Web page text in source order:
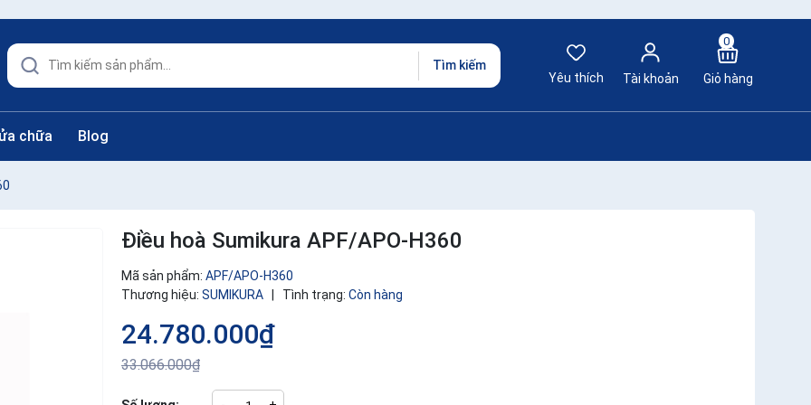
Tìm kiếm
Yêu thích
Tài khoản
0
Giỏ hàng
chữa Blog
Điều hoà Sumikura APF/APO-H360
Mã sản phẩm: APF/APO-H360
Thương hiệu: SUMIKURA Tình trạng: Còn hàng
24.780.000₫
33.066.000₫